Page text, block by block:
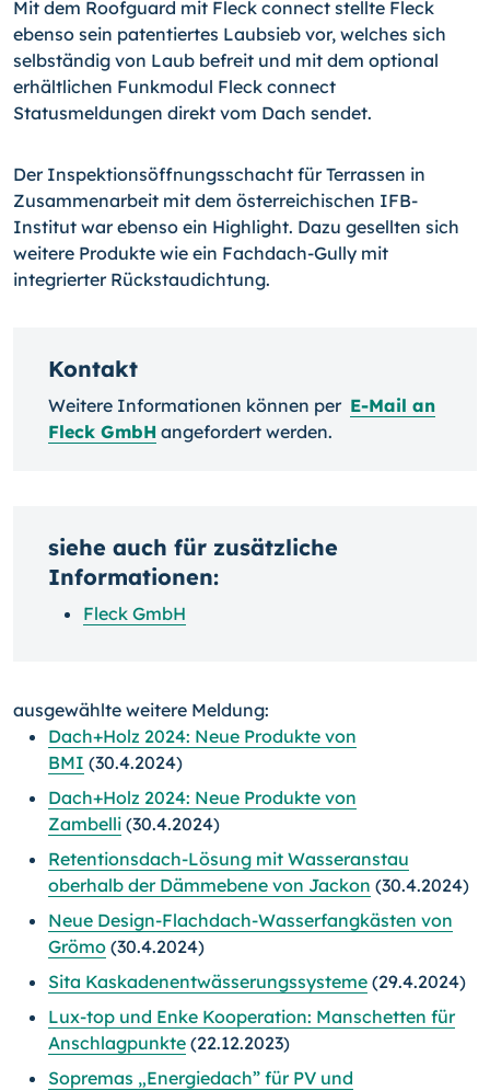
Mit dem Roofguard mit Fleck connect stellte Fleck
ebenso sein patentiertes Laubsieb vor, welches sich
selbständig von Laub befreit und mit dem optional
erhältlichen Funkmodul Fleck connect
Statusmeldungen direkt vom Dach sendet.
Der Inspektionsöffnungsschacht für Terrassen in
Zusammenarbeit mit dem österreichischen IFB-
Institut war ebenso ein Highlight. Dazu gesellten sich
weitere Produkte wie ein Fachdach-Gully mit
integrierter Rückstaudichtung.
Kontakt
Weitere Informationen können per E-Mail an
Fleck GmbH angefordert werden.
siehe auch für zusätzliche
Informationen:
Fleck GmbH
ausgewählte weitere Meldung:
Dach+Holz 2024: Neue Produkte von
BMI (30.4.2024)
Dach+Holz 2024: Neue Produkte von
Zambelli (30.4.2024)
Retentionsdach-Lösung mit Wasseranstau
oberhalb der Dämmebene von Jackon (30.4.2024)
Neue Design-Flachdach-Wasserfangkästen von
Grömo (30.4.2024)
Sita Kaskadenentwässerungssysteme (29.4.2024)
Lux-top und Enke Kooperation: Manschetten für
Anschlagpunkte (22.12.2023)
Sopremas „Energiedach” für PV und